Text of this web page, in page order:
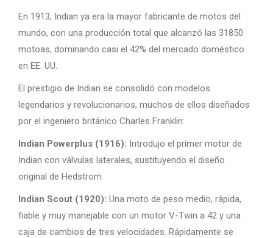
En 1913, Indian ya era la mayor fabricante de motos del
mundo, con una producción total que alcanzó las 31850
motoas, dominando casi el 42% del mercado doméstico
en EE. UU.
El prestigio de Indian se consolidó con modelos
legendarios y revolucionarios, muchos de ellos diseñados
por el ingeniero británico Charles Franklin:
Indian Powerplus (1916): Introdujo el primer motor de
Indian con válvulas laterales, sustituyendo el diseño
original de Hedstrom.
Indian Scout (1920): Una moto de peso medio, rápida,
fiable y muy manejable con un motor V-Twin a 42 y una
caja de cambios de tres velocidades. Rápidamente se